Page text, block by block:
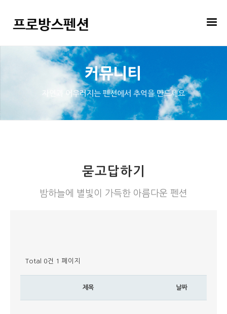
커뮤니티
자연과 어우러지는 펜션에서 추억을 만드세요
묻고답하기
밤하늘에 별빛이 가득한 아름다운 펜션
Total 0건 1 페이지
제목 날짜